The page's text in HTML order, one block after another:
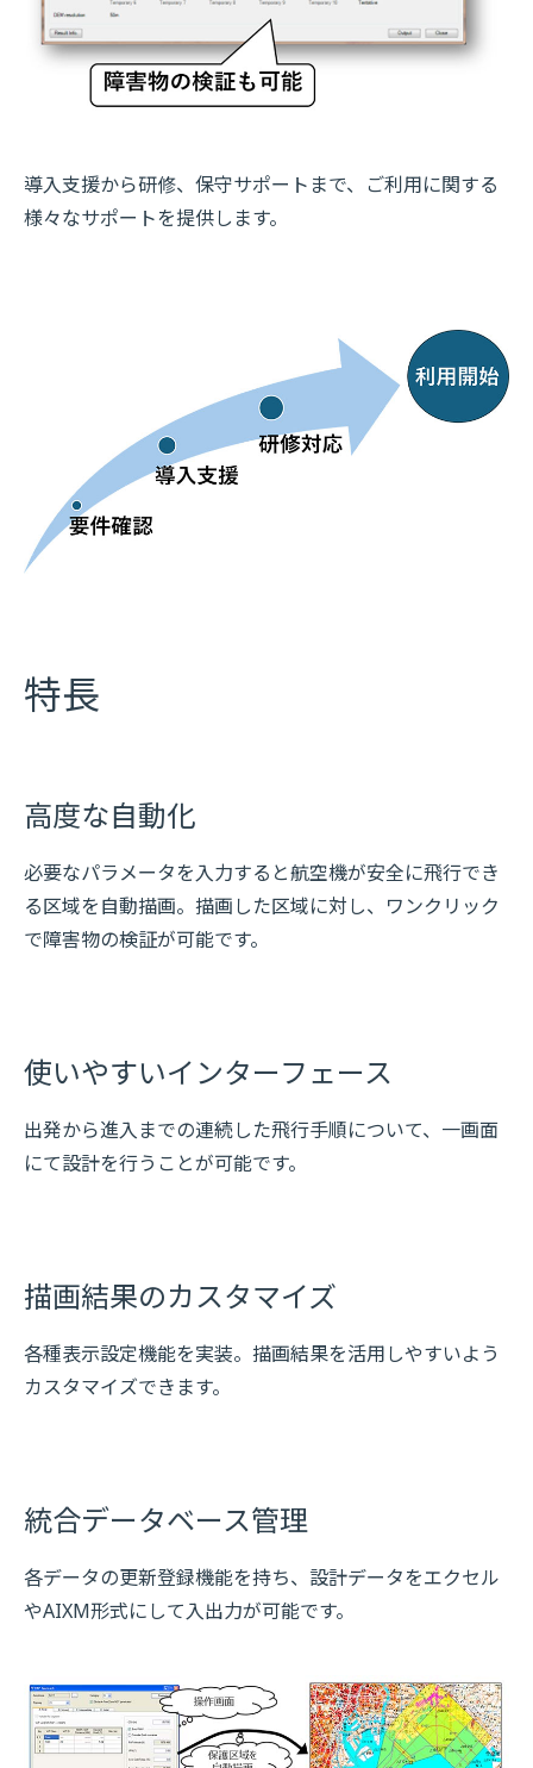
導入支援から研修、保守サポートまで、ご利用に関する
様々なサポートを提供します。
特長
高度な自動化
必要なパラメータを入力すると航空機が安全に飛行でき
る区域を自動描画。描画した区域に対し、ワンクリック
で障害物の検証が可能です。
使いやすいインターフェース
出発から進入までの連続した飛行手順について、一画面
にて設計を行うことが可能です。
描画結果のカスタマイズ
各種表示設定機能を実装。描画結果を活用しやすいよう
カスタマイズできます。
統合データベース管理
各データの更新登録機能を持ち、設計データをエクセル
やAIXM形式にして入出力が可能です。